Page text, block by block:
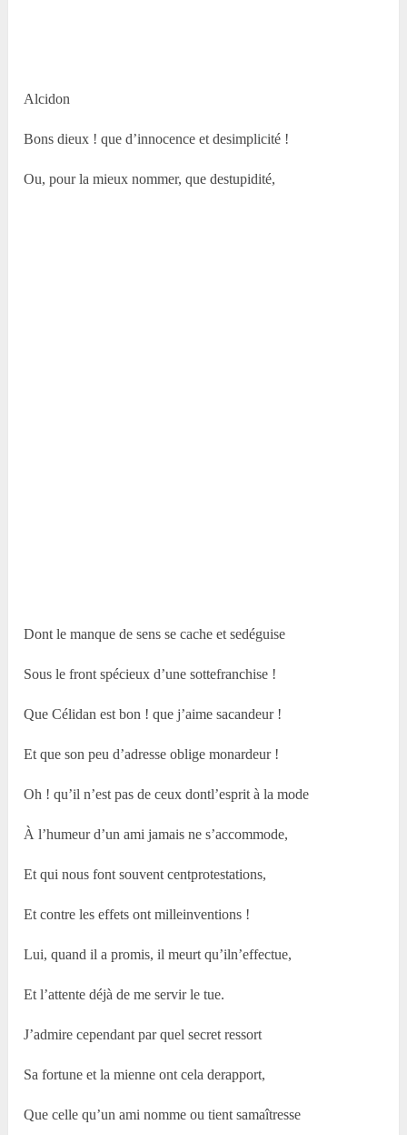
Alcidon
Bons dieux ! que d’innocence et desimplicité !
Ou, pour la mieux nommer, que destupidité,
Dont le manque de sens se cache et sedéguise
Sous le front spécieux d’une sottefranchise !
Que Célidan est bon ! que j’aime sacandeur !
Et que son peu d’adresse oblige monardeur !
Oh ! qu’il n’est pas de ceux dontl’esprit à la mode
À l’humeur d’un ami jamais ne s’accommode,
Et qui nous font souvent centprotestations,
Et contre les effets ont milleinventions !
Lui, quand il a promis, il meurt qu’iln’effectue,
Et l’attente déjà de me servir le tue.
J’admire cependant par quel secret ressort
Sa fortune et la mienne ont cela derapport,
Que celle qu’un ami nomme ou tient samaîtresse